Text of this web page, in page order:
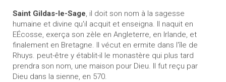
Saint Gildas-le-Sage, il doit son nom à la sagesse
humaine et divine qu'il acquit et enseigna. Il naquit en
EÉcosse, exerça son zèle en Angleterre, en Irlande, et
finalement en Bretagne. Il vécut en ermite dans l'île de
Rhuys. peut-être y établit-il le monastère qui plus tard
prendra son nom, une maison pour Dieu. Il fut reçu par
Dieu dans la sienne, en 570.